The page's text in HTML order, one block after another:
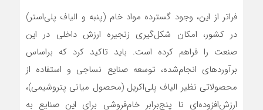
فراتر از این، وجود گسترده مواد خام (پنبه و الیاف پلی‌استر)
در کشور، امکان شکل‌گیری زنجیره ارزش داخلی در این
صنعت را فراهم کرده است. باید تاکید کرد که براساس
برآوردهای انجام‌شده، توسعه صنایع نساجی و استفاده از
محصولاتی نظیر الیاف پلی‌اکریل (محصول میانی پتروشیمی)،
ارزش‌افزوده‌ای تا پنج‌برابر خام‌فروشی برای این صنایع به